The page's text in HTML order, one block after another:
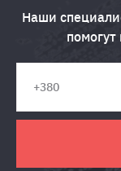
Наши